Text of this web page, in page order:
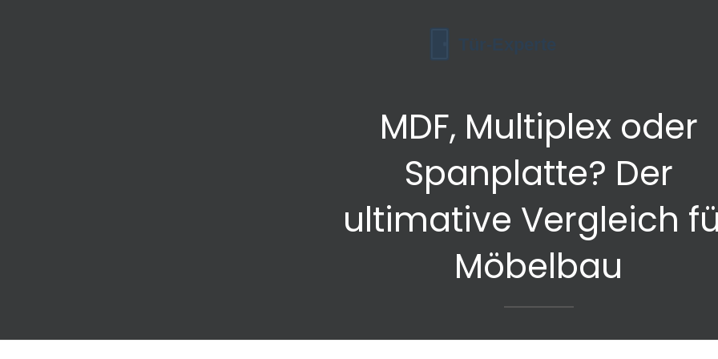
MDF, Multiplex oder
Spanplatte? Der
ultimative Vergleich
Möbelbau